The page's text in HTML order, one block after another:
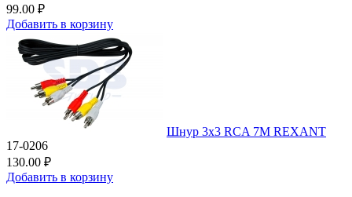
99.00 ₽
Добавить в корзину
Шнур 3х3 RCA 7М REXANT
17-0206
130.00 ₽
Добавить в корзину